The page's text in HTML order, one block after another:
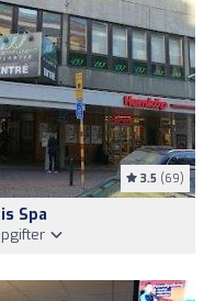
3.5 (69)
Spa